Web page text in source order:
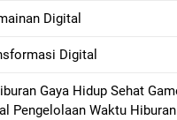
Digital
Digital
Gaya Hidup Sehat
Pengelolaan Waktu